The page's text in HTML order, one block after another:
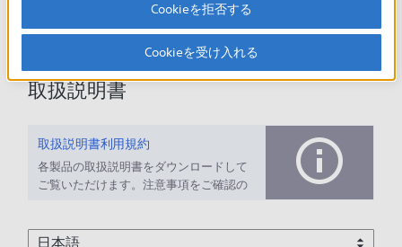
取扱説明書
取扱説明書利用規約
各製品の取扱説明書をダウンロードして
ご覧いただけます。注意事項をご確認の
Cookieを拒否する
Cookieを受け入れる